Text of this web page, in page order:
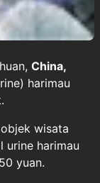
China,
harimau
wisata
urine harimau
yuan.